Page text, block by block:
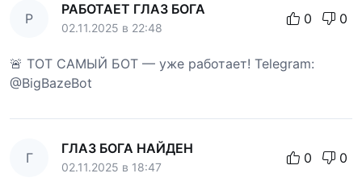
Р
РАБОТАЕТ ГЛАЗ БОГА
02.11.2025 в 22:48
0 0
🚨 ТОТ САМЫЙ БОТ — уже работает! Telegram:
@BigBazeBot
Г
ГЛАЗ БОГА НАЙДЕН
02.11.2025 в 18:47
0 0